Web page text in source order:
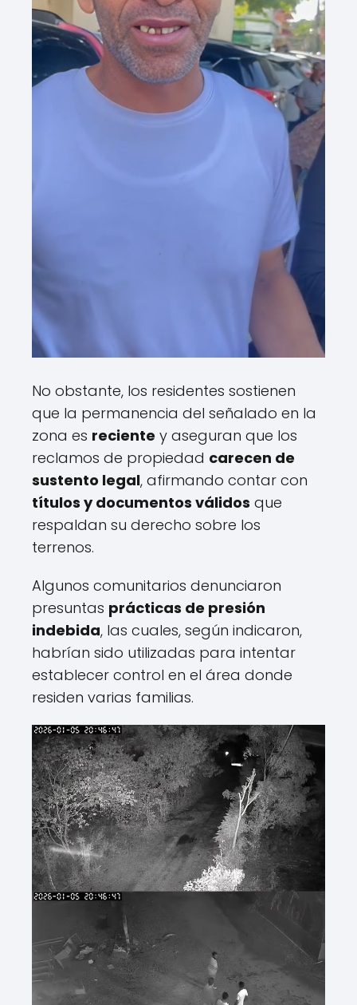
No obstante, los residentes sostienen
que la permanencia del señalado en la
zona es reciente y aseguran que los
reclamos de propiedad carecen de
sustento legal, afirmando contar con
títulos y documentos válidos que
respaldan su derecho sobre los
terrenos.
Algunos comunitarios denunciaron
presuntas prácticas de presión
indebida, las cuales, según indicaron,
habrían sido utilizadas para intentar
establecer control en el área donde
residen varias familias.